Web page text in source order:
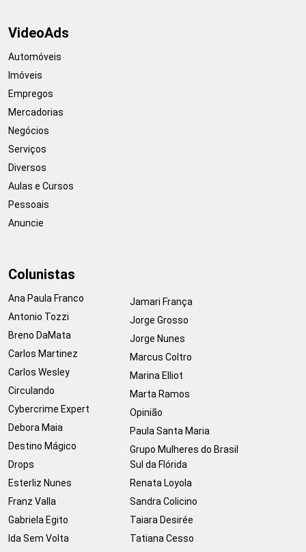
VideoAds
Automóveis
Imóveis
Empregos
Mercadorias
Negócios
Serviços
Diversos
Aulas e Cursos
Pessoais
Anuncie
Colunistas
Ana Paula Franco
Antonio Tozzi
Breno DaMata
Carlos Martinez
Carlos Wesley
Circulando
Cybercrime Expert
Debora Maia
Destino Mágico
Drops
Esterliz Nunes
Franz Valla
Gabriela Egito
Ida Sem Volta
Jamari França
Jorge Grosso
Jorge Nunes
Marcus Coltro
Marina Elliot
Marta Ramos
Opinião
Paula Santa Maria
Grupo Mulheres do Brasil
Sul da Flórida
Renata Loyola
Sandra Colicino
Taiara Desirée
Tatiana Cesso